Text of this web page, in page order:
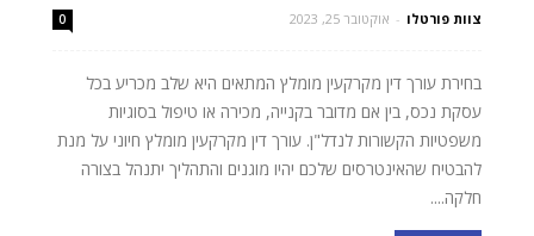
צוות פורטלו - אוקטובר 25, 2023 0
בחירת עורך דין מקרקעין מומלץ המתאים היא שלב מכריע בכל
עסקת נכס, בין אם מדובר בקנייה, מכירה או טיפול בסוגיות
משפטיות הקשורות לנדל"ן. עורך דין מקרקעין מומלץ חיוני על מנת
להבטיח שהאינטרסים שלכם יהיו מוגנים והתהליך יתנהל בצורה
חלקה....